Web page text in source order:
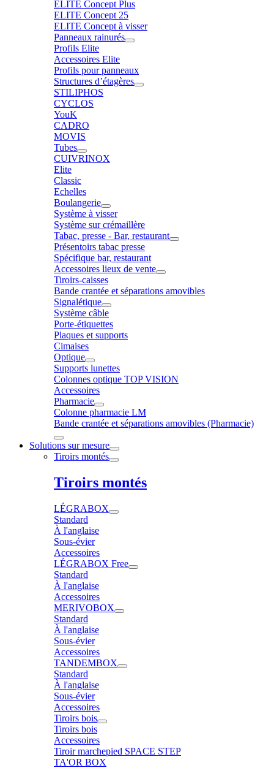
ELITE Concept Plus
ELITE Concept 25
ELITE Concept à visser
Panneaux rainurés
Profils Elite
Accessoires Elite
Profils pour panneaux
Structures d’étagères
STILIPHOS
CYCLOS
YouK
CADRO
MOVIS
Tubes
CUIVRINOX
Elite
Classic
Echelles
Boulangerie
Système à visser
Système sur crémaillère
Tabac, presse - Bar, restaurant
Présentoirs tabac presse
Spécifique bar, restaurant
Accessoires lieux de vente
Tiroirs-caisses
Bande crantée et séparations amovibles
Signalétique
Système câble
Porte-étiquettes
Plaques et supports
Cimaises
Optique
Supports lunettes
Colonnes optique TOP VISION
Accessoires
Pharmacie
Colonne pharmacie LM
Bande crantée et séparations amovibles (Pharmacie)
Solutions sur mesure
Tiroirs montés
Tiroirs montés
LÉGRABOX
Standard
À l'anglaise
Sous-évier
Accessoires
LÉGRABOX Free
Standard
À l'anglaise
Accessoires
MERIVOBOX
Standard
À l'anglaise
Sous-évier
Accessoires
TANDEMBOX
Standard
À l'anglaise
Sous-évier
Accessoires
Tiroirs bois
Tiroirs bois
Accessoires
Tiroir marchepied SPACE STEP
TA'OR BOX